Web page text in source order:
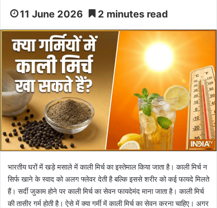
11 June 2026 2 minutes read
भारतीय घरों में खड़े मसाले में काली मिर्च का इस्तेमाल किया जाता है। काली मिर्च न
सिर्फ खाने के स्वाद को अलग फ्लेवर देती है बल्कि इससे शरीर को कई फायदे मिलते
हैं। सर्दी जुकाम होने पर काली मिर्च का सेवन फायदेमंद माना जाता है। काली मिर्च
की तासीर गर्म होती है। ऐसे में क्या गर्मी में काली मिर्च का सेवन करना चाहिए। अगर